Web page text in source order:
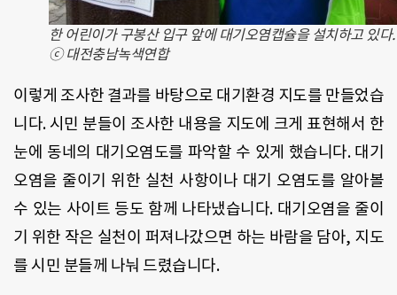
한 어린이가 구봉산 입구 앞에 대기오염캡슐을 설치하고 있다.
ⓒ 대전충남녹색연합
이렇게 조사한 결과를 바탕으로 대기환경 지도를 만들었습
니다.시민 분들이 조사한 내용을 지도에 크게 표현해서 한
눈에 동네의 대기오염도를 파악할 수 있게 했습니다. 대기
오염을 줄이기 위한 실천 사항이나 대기 오염도를 알아볼
수 있는 사이트 등도 함께 나타냈습니다. 대기오염을 줄이
기 위한 작은 실천이 퍼져나갔으면 하는 바람을 담아, 지도
를 시민 분들께 나눠 드렸습니다.